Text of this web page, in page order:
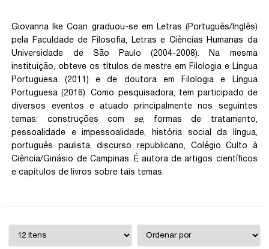
Giovanna Ike Coan graduou-se em Letras (Português/Inglês)
pela Faculdade de Filosofia, Letras e Ciências Humanas da
Universidade de São Paulo (2004-2008). Na mesma
instituição, obteve os títulos de mestre em Filologia e Língua
Portuguesa (2011) e de doutora em Filologia e Língua
Portuguesa (2016). Como pesquisadora, tem participado de
diversos eventos e atuado principalmente nos seguintes
temas: construções com
se, formas de tratamento,
pessoalidade e impessoalidade, história social da língua,
português paulista, discurso republicano, Colégio Culto à
Ciência/Ginásio de Campinas. É autora de artigos científicos
e capítulos de livros sobre tais temas.